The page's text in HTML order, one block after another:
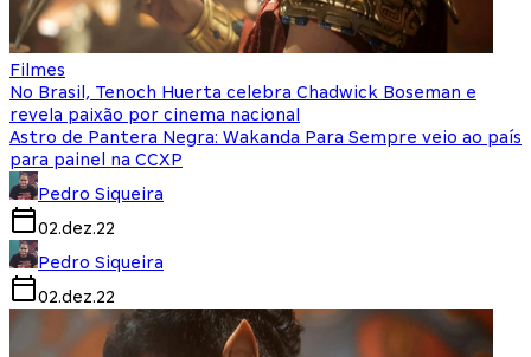
Filmes
No Brasil, Tenoch Huerta celebra Chadwick Boseman e
revela paixão por cinema nacional
Astro de Pantera Negra: Wakanda Para Sempre veio ao país
para painel na CCXP
Pedro Siqueira
02.dez.22
Pedro Siqueira
02.dez.22